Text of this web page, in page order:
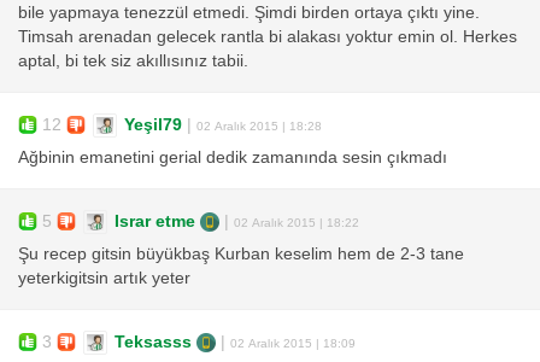
bile yapmaya tenezzül etmedi. Şimdi birden ortaya çıktı yine.
Timsah arenadan gelecek rantla bi alakası yoktur emin ol. Herkes
aptal, bi tek siz akıllısınız tabii.
12 Yeşil79 02 Aralık 2015 | 18:28
Ağbinin emanetini gerial dedik zamanında sesin çıkmadı
5 Israr etme 02 Aralık 2015 | 18:22
Şu recep gitsin büyükbaş Kurban keselim hem de 2-3 tane
yeterkigitsin artık yeter
3 Teksasss 02 Aralık 2015 | 18:09